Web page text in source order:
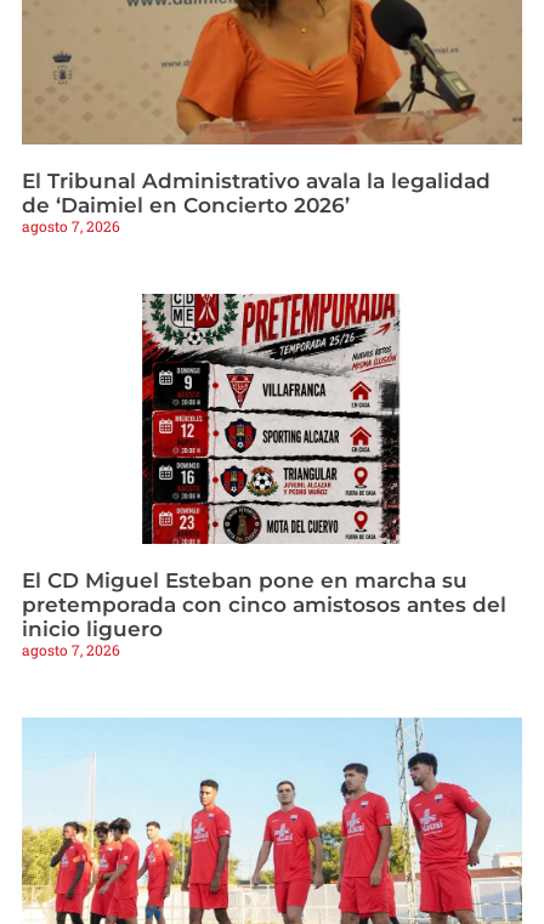
El Tribunal Administrativo avala la legalidad
de ‘Daimiel en Concierto 2026’
agosto 7, 2026
El CD Miguel Esteban pone en marcha su
pretemporada con cinco amistosos antes del
inicio liguero
agosto 7, 2026